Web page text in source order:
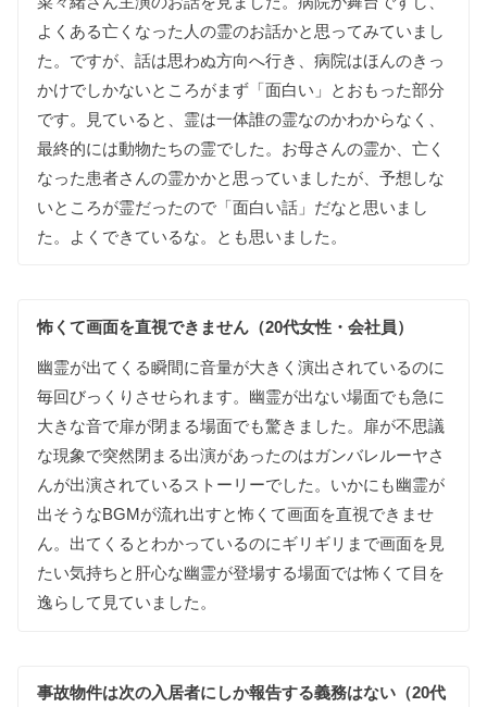
よく ある亡くなった 人の霊のお話かと 思ってみていまし
た 。 ですが 、話は思わぬ方向へ行き 、病院はほんのきっ
かけでしかないところがまず 「面白い 」 と おもった部分
です。 見ていると 霊は一体誰の霊なのかわからなく
最終的には動物たちの霊でした 。 お母さんの霊か 、亡く
なった患者さんの霊かかと思っていましたが 、予想しな
いところが霊だったので 「面白い話 」 だなと 思いまし
た 。 よく できているな。 とも思いました 。
怖くて画面を直視できません（20代女性・会社員）
幽霊が出て くる瞬間に音量が大きく演出されているのに
毎回びっくりさせられます。 幽霊が出ない場面でも急に
大きな音で扉が閉まる場面でも驚きました 。 扉が不思議
な現象で突然閉まる出演があったのはガンバレルーヤさ
んが出演されている ストーリーでした 。 いかにも幽霊が
出そうなBGMが流れ出すと怖くて画面を直視できませ
ん。 出て くると わかっているのにギリギリまで画面を 見
たい気持ちと 肝心な幽霊が登場する場面では怖くて 目を
逸らして 見ていました 。
事故物件は次の入居者にしか報告する義務はない（20代